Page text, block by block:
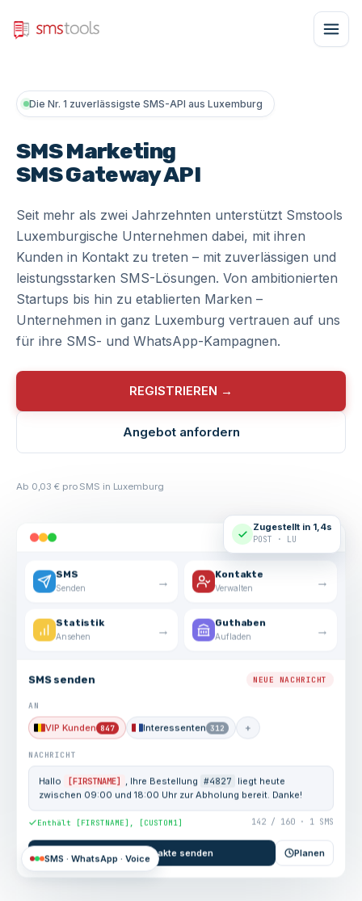
Die Nr. 1 zuverlässigste SMS-API aus Luxemburg
SMS Marketing
SMS GatewayAPI
Seit mehr als zwei Jahrzehnten unterstützt Smstools
Luxemburgische Unternehmen dabei, mit ihren
Kunden in Kontakt zu treten – mit zuverlässigen und
leistungsstarken SMS-Lösungen. Von ambitionierten
Startups bis hin zu etablierten Marken –
Unternehmen in ganz Luxemburg vertrauen auf uns
für ihre SMS- und WhatsApp-Kampagnen.
REGISTRIEREN →
Angebot anfordern
Ab 0,03 € pro SMS in Luxemburg
SMS
Senden → Kontakte
Verwalten →
Statistik
Ansehen → Guthaben
Aufladen →
SMS senden NEUE NACHRICHT
AN
VIP Kunden 847 Interessenten 312 +
NACHRICHT
Hallo [FIRSTNAME] , Ihre Bestellung #4827
liegt heute
zwischen 09:00 und 18:00 Uhr zur Abholung bereit. Danke!
Enthält [FIRSTNAME], [CUSTOM1] 142 / 160 · 1 SMS
An 847 Kontakte senden Planen
Zugestellt in 1,4s
POST · LU
SMS · WhatsApp · Voice